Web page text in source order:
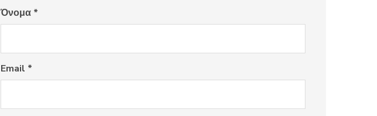
Όνομα *
Email *